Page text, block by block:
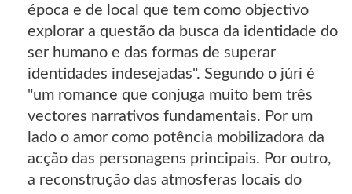
época e de local que tem como objectivo
explorar a questão da busca da identidade do
ser humano e das formas de superar
identidades indesejadas". Segundo o júri é
"um romance que conjuga muito bem três
vectores narrativos fundamentais. Por um
lado o amor como potência mobilizadora da
acção das personagens principais. Por outro,
a reconstrução das atmosferas locais do